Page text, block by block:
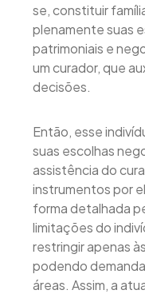
se, constituir
plenamente suas
patrimoniais e
um curador, que
decisões.
Então, esse
suas escolhas
assistência do
instrumentos por
forma detalhada
limitações do
restringir apenas
podendo
áreas. Assim, a